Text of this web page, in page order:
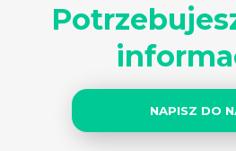
NAPISZ DO